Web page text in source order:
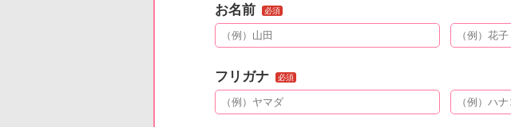
お名前 必須
フリガナ 必須